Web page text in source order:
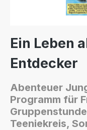
Ein Leben
Entdecker
Abenteuer
Programm für
Teeniekreis,